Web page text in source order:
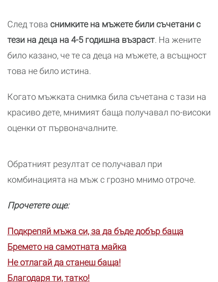
След това снимките на мъжете били съчетани с
тези на деца на 4-5 годишна възраст. На жените
било казано, че те са деца на мъжете, а всъщност
това не било истина.
Когато мъжката снимка била съчетана с тази на
красиво дете, мнимият баща получавал по-високи
оценки от първоначалните.
Обратният резултат се получавал при
комбинацията на мъж с грозно мнимо отроче.
Прочетете още:
Подкрепяй мъжа си, за да бъде добър баща
Бремето на самотната майка
Не отлагай да станеш баща!
Благодаря ти, татко!